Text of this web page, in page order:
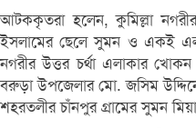
আটককৃতরা হলেন, কুমিল্লা
ইসলামের ছেলে সুমন ও একই
নগরীর উত্তর চর্থা এলাকার খোকন
বরুড়া উপজেলার মো. জসিম
শহরতলীর চাঁনপুর গ্রামের সুমন